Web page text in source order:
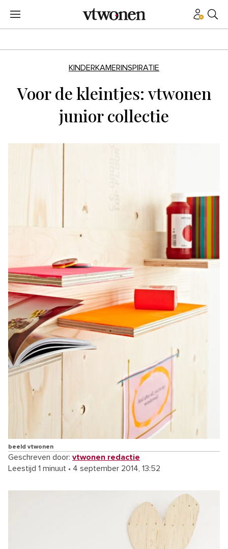
KINDERKAMERINSPIRATIE
Voor de kleintjes: vtwonen
junior collectie
beeld vtwonen
Geschreven door: vtwonen redactie
Leestijd 1 minuut • 4 september 2014, 13:52